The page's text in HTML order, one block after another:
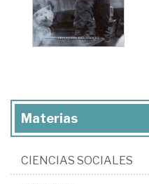
Materias
CIENCIAS SOCIALES